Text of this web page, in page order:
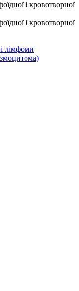
і кровотворної
і кровотворної
лімфоми